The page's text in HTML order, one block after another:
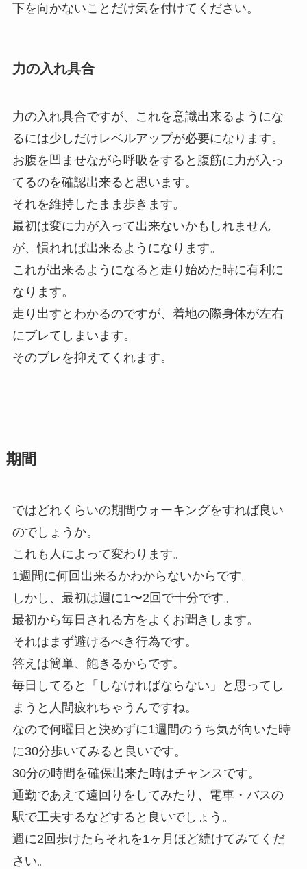
下を向かないことだけ気を付けてください。
力の入れ具合
力の入れ具合ですが、これを意識出来るようにな
るには少しだけレベルアップが必要になります。
お腹を凹ませながら呼吸をすると腹筋に力が入っ
てるのを確認出来ると思います。
それを維持したまま歩きます。
最初は変に力が入って出来ないかもしれません
が、慣れれば出来るようになります。
これが出来るようになると走り始めた時に有利に
なります。
走り出すとわかるのですが、着地の際身体が左右
にブレてしまいます。
そのブレを抑えてくれます。
期間
ではどれくらいの期間ウォーキングをすれば良い
のでしょうか。
これも人によって変わります。
1週間に何回出来るかわからないからです。
しかし、最初は週に1〜2回で十分です。
最初から毎日される方をよくお聞きします。
それはまず避けるべき行為です。
答えは簡単、飽きるからです。
毎日してると「しなければならない」と思ってし
まうと人間疲れちゃうんですね。
なので何曜日と決めずに1週間のうち気が向いた時
に30分歩いてみると良いです。
30分の時間を確保出来た時はチャンスです。
通勤であえて遠回りをしてみたり、電車・バスの
駅で工夫するなどすると良いでしょう。
週に2回歩けたらそれを1ヶ月ほど続けてみてくだ
さい。